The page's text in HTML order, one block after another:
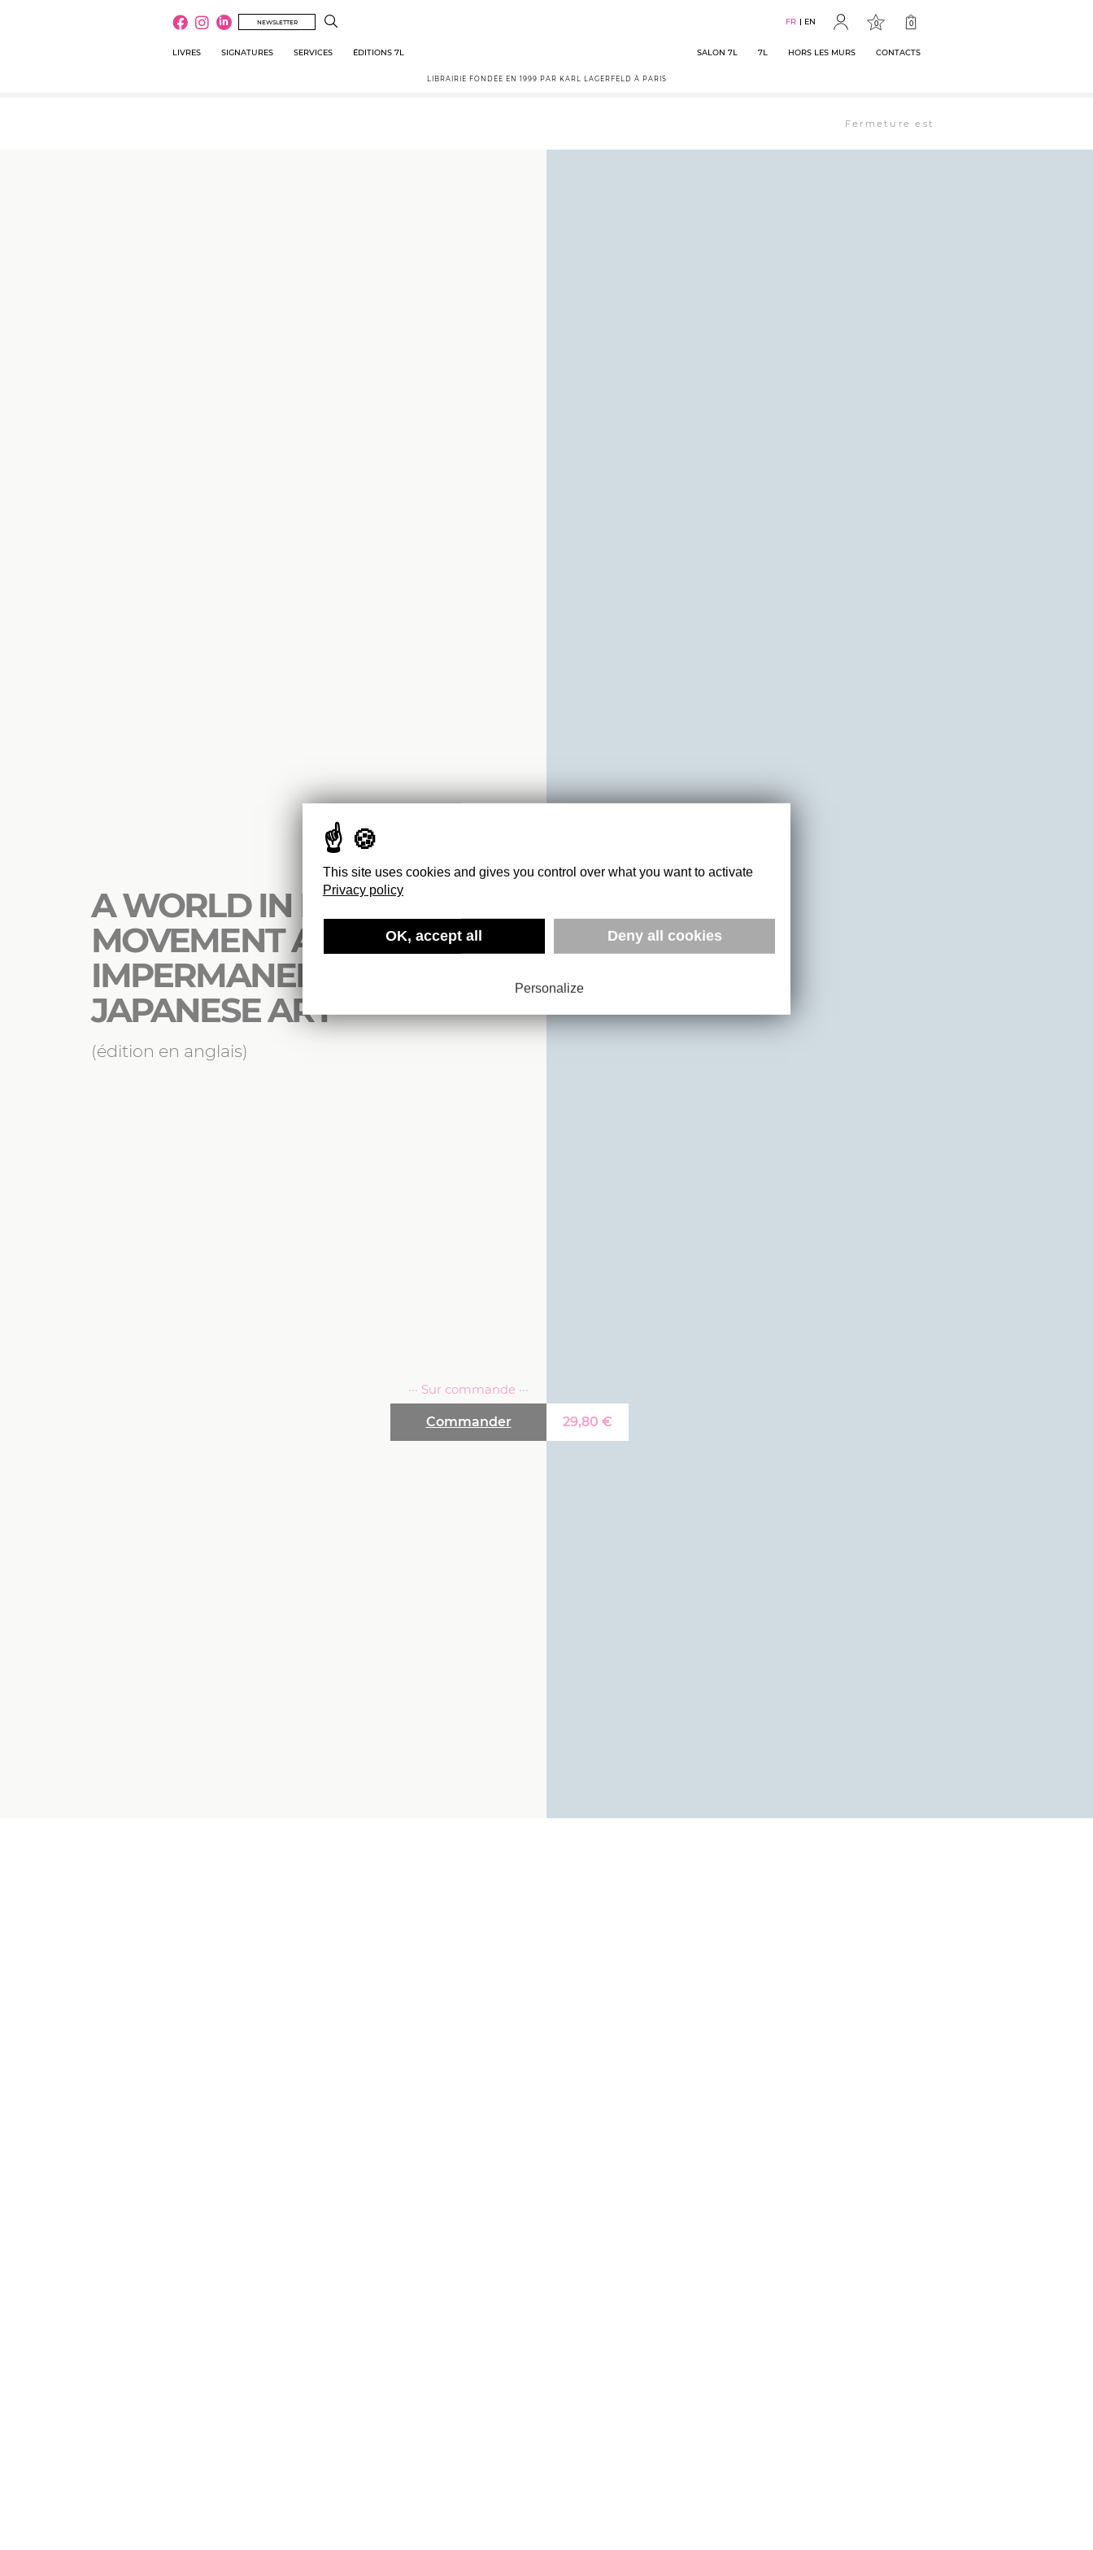
NEWSLETTER FR EN 0 0
LIVRES SIGNATURES SERVICES ÉDITIONS 7L SALON 7L 7L HORS LES MURS CONTACTS
LIBRAIRIE FONDÉE EN 1999 PAR KARL LAGERFELD À PARIS
Fermeture estivale : la librairie est ouverte
A WORLD IN FLOW
MOVEMENT AND
IMPERMANENCE IN
JAPANESE ART
(édition en anglais)
29,80 €
Commander
··· Sur commande ···
This site uses cookies and gives you control over what you want to activate
Privacy policy
OK, accept all Deny all cookies
Personalize